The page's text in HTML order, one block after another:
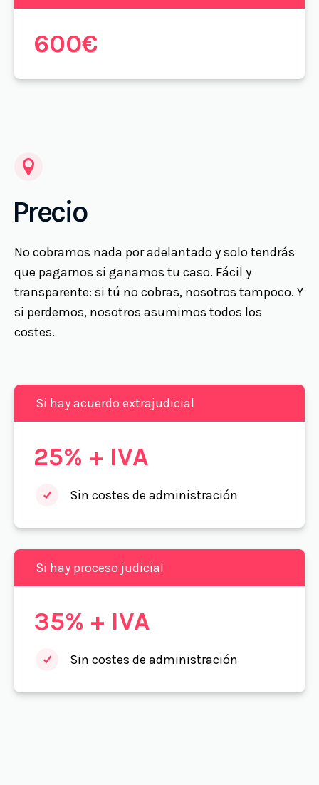
600€
Precio
No cobramos nada por adelantado y solo tendrás
que pagarnos si ganamos tu caso. Fácil y
transparente: si tú no cobras, nosotros tampoco. Y
si perdemos, nosotros asumimos todos los
costes.
Si hay acuerdo extrajudicial
25% + IVA
Sin costes de administración
Si hay proceso judicial
35% + IVA
Sin costes de administración